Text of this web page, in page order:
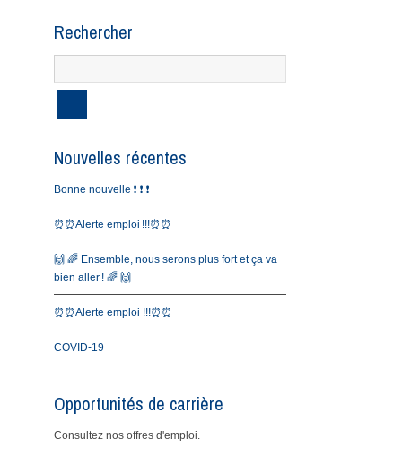
Rechercher
Nouvelles récentes
Bonne nouvelle ❗️ ❗️ ❗️
⏰⏰Alerte emploi !!!⏰⏰
🙌 🌈 Ensemble, nous serons plus fort et ça va
bien aller ! 🌈 🙌
⏰⏰Alerte emploi !!!⏰⏰
COVID-19
Opportunités de carrière
Consultez nos offres d'emploi.